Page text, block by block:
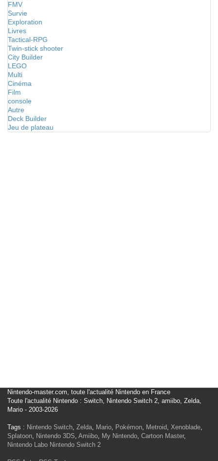
FMV
Survie
Exploration
Livres
Tactical-RPG
Twin-stick shooter
City Builder
LEGO
Multi
Cinéma
Film
console
Autre
Deck Builder
Jeu de plateau
Nintendo-master.com, toute l'actualité Nintendo en France
Toute l'actualité Nintendo : Switch, Nintendo Switch 2, amiibo, Zelda,
Mario - 2003-2026
Tags : Nintendo Switch, Zelda, Mario, Pokémon, Metroid, Xenoblade,
Splatoon, Nintendo 3DS, Amiibo, My Nintendo, Cartoon Master,
Nintendo Labo Nintendo Switch 2